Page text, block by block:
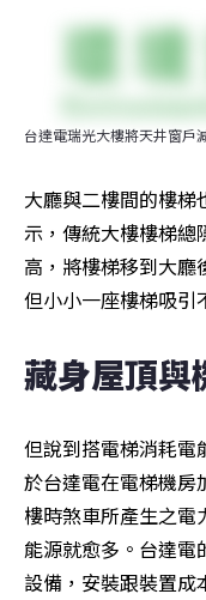
台達電瑞光大樓將天井窗戶
大廳與二樓間的樓梯
示，傳統大樓樓梯總
高，將樓梯移到大廳
但小小一座樓梯吸引
藏身屋頂與
但說到搭電梯消耗電
於台達電在電梯機房
樓時煞車所產生之電
能源就愈多。台達電
設備，安裝跟裝置成